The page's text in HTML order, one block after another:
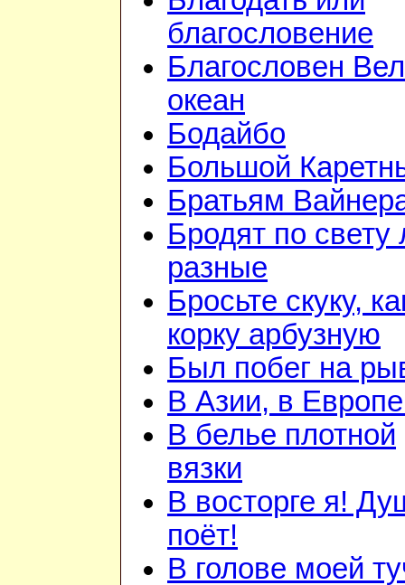
благословение
Благословен
океан
Бодайбо
Большой
Братьям
Бродят по свету
разные
Бросьте скуку,
корку арбузную
Был побег на
В Азии, в
В белье плотной
вязки
В восторге я!
поёт!
В голове моей